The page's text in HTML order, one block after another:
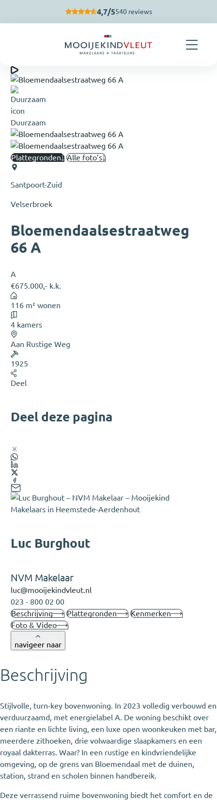
4,7/5540 reviews
Duurzaam
Plattegronden Alle foto’s
Santpoort-Zuid
Velserbroek
Bloemendaalsestraatweg
66 A
A
€675.000,- k.k.
116 m² wonen
4 kamers
Aan Rustige Weg
1925
Deel
Deel deze pagina
Luc Burghout
NVM Makelaar
luc@mooijekindvleut.nl
023 - 800 02 00
Beschrijving
Plattegronden
Kenmerken
Foto & Video
navigeer naar
Beschrijving
Stijlvolle, turn-key bovenwoning. In 2023 volledig verbouwd en
verduurzaamd, met energielabel A. De woning beschikt over
een riante en lichte living, een luxe open woonkeuken met bar,
meerdere zithoeken, drie volwaardige slaapkamers en een
royaal dakterras. Waar? In een rustige en kindvriendelijke
omgeving, op de grens van Bloemendaal met de duinen,
station, strand en scholen binnen handbereik.
Deze verrassend ruime bovenwoning biedt het comfort en de